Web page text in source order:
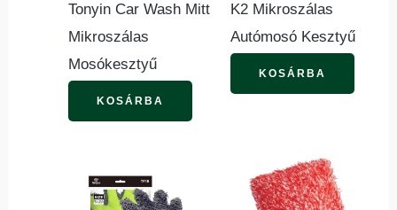
Tonyin Car Wash Mitt
Mikroszálas
Mosókesztyű
KOSÁRBA
K2 Mikroszálas
Autómosó Kesztyű
KOSÁRBA